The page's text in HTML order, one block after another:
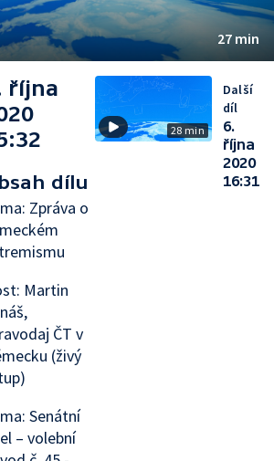
27 min
října
dílu
Zpráva o
Martin
ČT v
(živý
Senátní
– volební
28 min
Další
díl
6.
října
2020
16:31